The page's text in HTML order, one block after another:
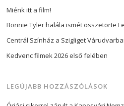
Miénk itt a film!
Bonnie Tyler halála ismét összetörte
Centrál Színház a Szigliget
Kedvenc filmek 2026 első felében
LEGÚJABB HOZZÁSZÓLÁSOK